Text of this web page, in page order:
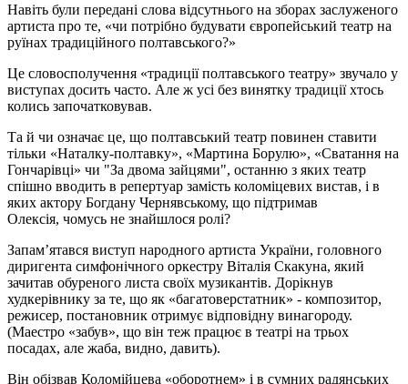
Навіть були передані слова відсутнього на зборах заслуженого
артиста про те, «чи потрібно будувати європейський театр на
руїнах традиційного полтавського?»
Це словосполучення «традиції полтавського театру» звучало у
виступах досить часто. Але ж усі без винятку традиції хтось
колись започатковував.
Та й чи означає це, що полтавський театр повинен ставити
тільки «Наталку-полтавку», «Мартина Борулю», «Сватання на
Гончарівці» чи "За двома зайцями", останню з яких театр
спішно вводить в репертуар замість коломіцевих вистав, і в
яких актору Богдану Чернявському, що підтримав
Олексія, чомусь не знайшлося ролі?
Запам’ятався виступ народного артиста України, головного
диригента симфонічного оркестру Віталія Скакуна, який
зачитав обуреного листа своїх музикантів. Дорікнув
худкерівнику за те, що як «багатоверстатник» - композитор,
режисер, постановник отримує відповідну винагороду.
(Маестро «забув», що він теж працює в театрі на трьох
посадах, але жаба, видно, давить).
Він обізвав Коломійцева «оборотнем» і в сумних радянських